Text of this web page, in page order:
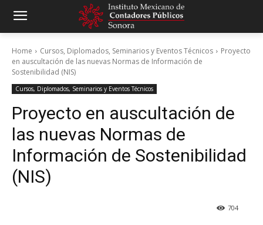
Home Cursos, Diplomados, Seminarios y Eventos Técnicos
Proyecto
en auscultación de las nuevas Normas de Información de
Sostenibilidad (NIS)
Cursos, Diplomados, Seminarios y Eventos Técnicos
Proyecto en auscultación de
las nuevas Normas de
Información de Sostenibilidad
(NIS)
704